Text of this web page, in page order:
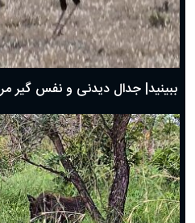
دعای روز اول ماه مبارک رمضان، ۳۰ بهمن ۱۴۰۴
حضرت زینب(س) چگونه از دنیا رفت؟
بهترین پیامک تبریک روز پدر ۱۴۰۴؛ جملات زیبا و صمیمانه
ببینید| جدال دیدنی و نفس گیر